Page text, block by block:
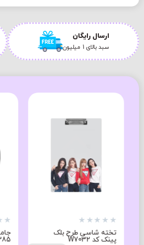
ارسال رایگان
سبد بالای 1 میلیون
★
★
★
★
★
تخته شاسی طرح بلک
پینک کد W7032
★